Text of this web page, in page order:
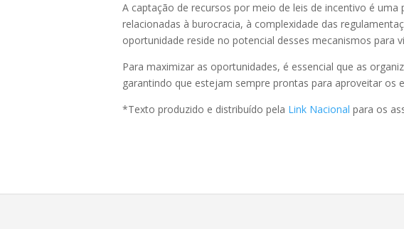
A captação de recursos por meio de leis de incentivo é
relacionadas à burocracia, à complexidade das
oportunidade reside no potencial desses mecanismos
Para maximizar as oportunidades, é essencial que as
garantindo que estejam sempre prontas para aproveitar os
*Texto produzido e distribuído pela Link Nacional para os